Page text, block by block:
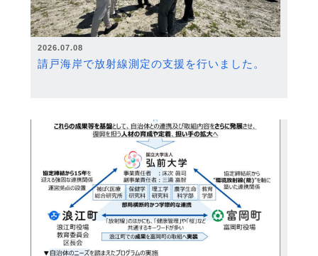
2026.07.08
請戸海岸で放射線測定の支援を行いました。